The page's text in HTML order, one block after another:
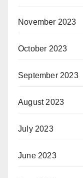
November 2023
October 2023
September 2023
August 2023
July 2023
June 2023